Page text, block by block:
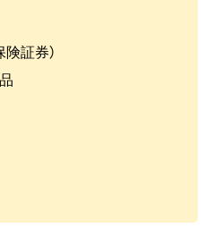
証券）